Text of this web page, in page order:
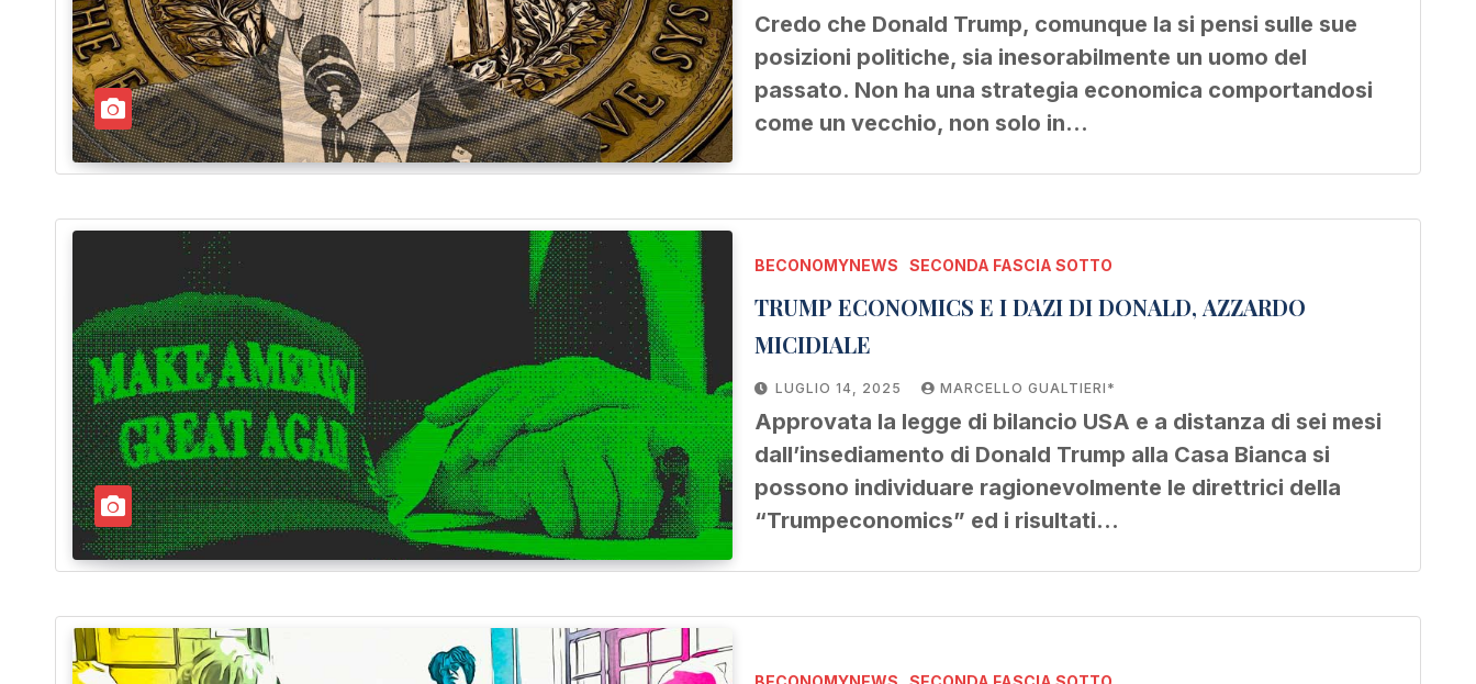
Credo che Donald Trump, comunque la si pensi sulle sue
posizioni politiche, sia inesorabilmente un uomo del
passato. Non ha una strategia economica comportandosi
come un vecchio, non solo in…
BECONOMYNEWS SECONDA FASCIA SOTTO
TRUMP ECONOMICS E I DAZI DI DONALD, AZZARDO
MICIDIALE
LUGLIO 14, 2025 MARCELLO GUALTIERI*
Approvata la legge di bilancio USA e a distanza di sei mesi
dall’insediamento di Donald Trump alla Casa Bianca si
possono individuare ragionevolmente le direttrici della
“Trumpeconomics” ed i risultati…